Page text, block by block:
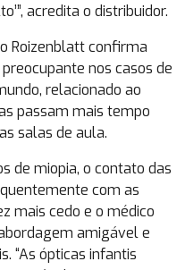
acredita o distribuidor.
Roizenblatt confirma
nos casos de
relacionado ao
passam mais tempo
salas de aula.
de miopia, o contato das
com as
mais cedo e o médico
amigável e
“As ópticas infantis